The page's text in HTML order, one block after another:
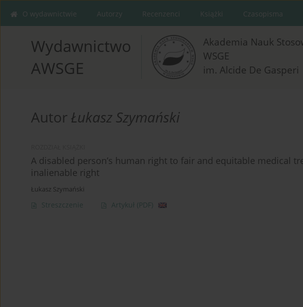
O wydawnictwie Autorzy Recenzenci Książki Czasopisma
Wydawnictwo
AWSGE
Akademia Nauk
WSGE
im. Alcide De Gasperi
Autor Łukasz Szymański
A disabled person’s human right to fair and equitable medical
inalienable right
Łukasz Szymański
Streszczenie Artykuł (PDF)